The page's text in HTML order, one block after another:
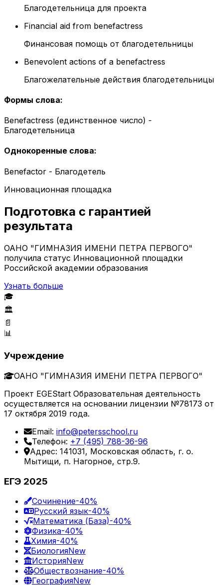
Благодетельница для проекта
Financial aid from benefactress
Финансовая помощь от благодетельницы
Benevolent actions of a benefactress
Благожелательные действия благодетельницы
Формы слова:
Benefactress (единственное число) -
Благодетельница
Однокоренные слова:
Benefactor - Благодетель
Инновационная площадка
Подготовка с гарантией
результата
ОАНО "ГИМНАЗИЯ ИМЕНИ ПЕТРА ПЕРВОГО"
получила статус Инновационной площадки
Российской академии образования
Узнать больше
🎓
🏛️
📄
📊
Учреждение
ОАНО "ГИМНАЗИЯ ИМЕНИ ПЕТРА ПЕРВОГО"
Проект EGEStart Образовательная деятельность
осуществляется на основании лицензии №78173 от
17 октября 2019 года.
Email: info@petersschool.ru
Телефон: +7 (495) 788-36-96
Адрес: 141031, Московская область, г. о.
Мытищи, п. Нагорное, стр.9.
ЕГЭ 2025
Сочинение-40%
Русский язык-40%
Математика (База)-40%
Физика-40%
Химия-40%
БиологияNew
ИсторияNew
Обществознание-40%
ГеографияNew